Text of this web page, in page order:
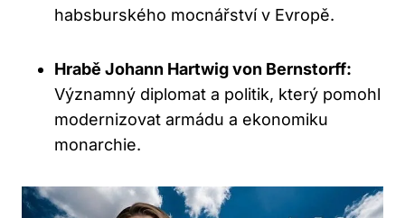
habsburského mocnářství v Evropě.
Hrabě Johann Hartwig von Bernstorff:
Významný diplomat a politik, který pomohl
modernizovat armádu a ekonomiku
monarchie.